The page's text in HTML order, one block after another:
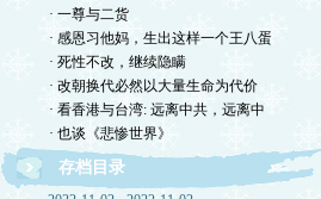
· 一尊与二货
· 感恩习他妈，生出这样一个王八蛋
· 死性不改，继续隐瞒
· 改朝换代必然以大量生命为代价
· 看香港与台湾: 远离中共，远离中
· 也谈《悲惨世界》
存档目录